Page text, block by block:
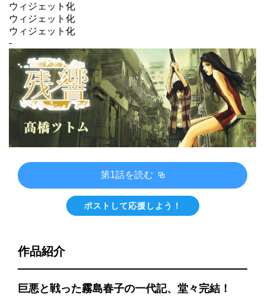
ウィジェット化
ウィジェット化
ウィジェット化
-
第1話を読む
ポストして応援しよう！
作品紹介
巨悪と戦った霧島春子の一代記、堂々完結！